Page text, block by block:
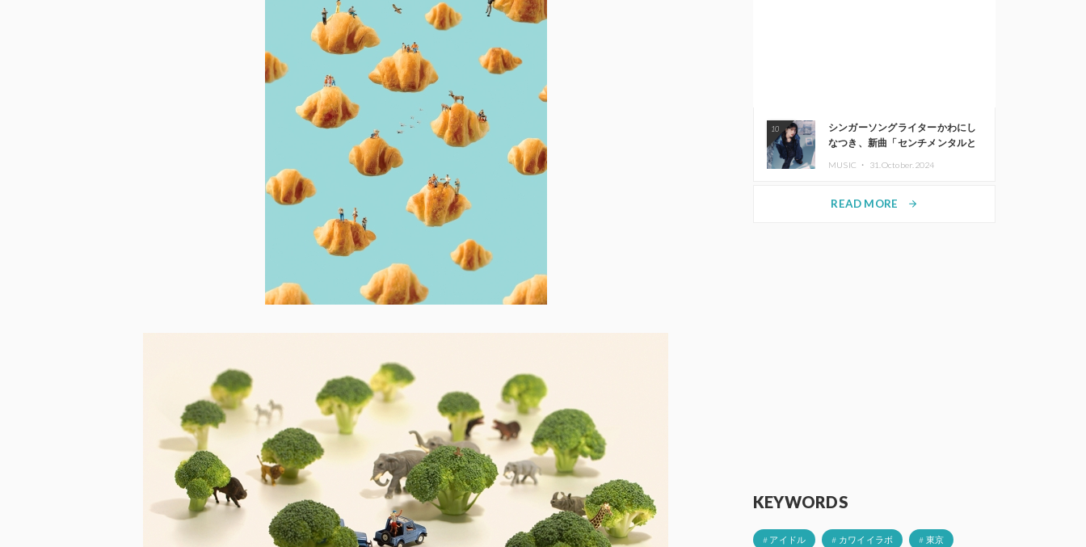
10
シンガーソングライターかわにし
なつき、新曲「センチメンタルと
MUSIC ・ 31.October.2024
READ MORE arrow_forward
KEYWORDS
# アイドル # カワイイラボ # 東京